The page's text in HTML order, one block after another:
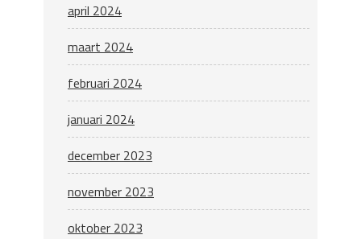
april 2024
maart 2024
februari 2024
januari 2024
december 2023
november 2023
oktober 2023